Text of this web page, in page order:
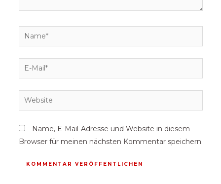
Name, E-Mail-Adresse und Website in diesem
Browser für meinen nächsten Kommentar speichern.